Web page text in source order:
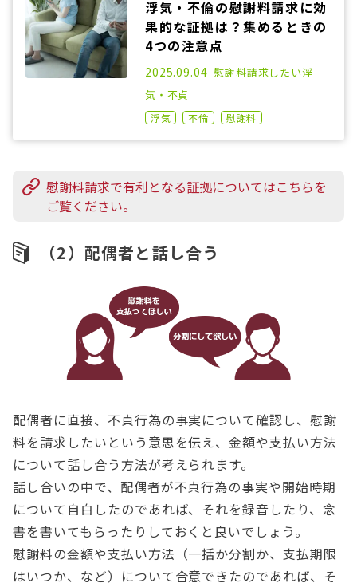
浮気・不倫の慰謝料請求に効
果的な証拠は？集めるときの
4つの注意点
2021.03.31
2025.09.04 慰謝料請求したい浮
気・不貞
浮気 不倫 慰謝料
慰謝料請求で有利となる証拠についてはこちらを
ご覧ください。
（2）配偶者と話し合う
配偶者に直接、不貞行為の事実について確認し、慰謝
料を請求したいという意思を伝え、金額や支払い方法
について話し合う方法が考えられます。
話し合いの中で、配偶者が不貞行為の事実や開始時期
について自白したのであれば、それを録音したり、念
書を書いてもらったりしておくと良いでしょう。
慰謝料の金額や支払い方法（一括か分割か、支払期限
はいつか、など）について合意できたのであれば、そ